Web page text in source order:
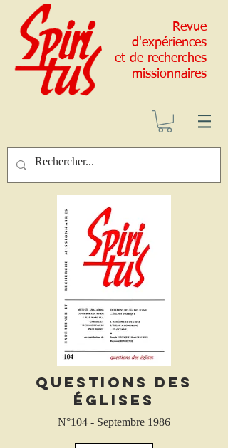
Revue
d'expériences
et de recherches
missionnaires
Questions des
Églises
N°104 - Septembre 1986